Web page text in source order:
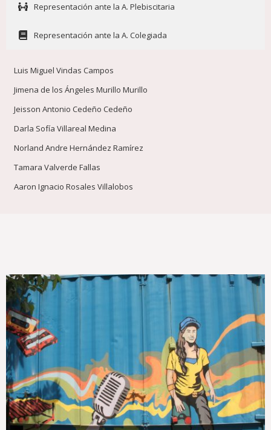
Representación ante la A. Plebiscitaria
Representación ante la A. Colegiada
Luis Miguel Vindas Campos
Jimena de los Ángeles Murillo Murillo
Jeisson Antonio Cedeño Cedeño
Darla Sofía Villareal Medina
Norland Andre Hernández Ramírez
Tamara Valverde Fallas
Aaron Ignacio Rosales Villalobos